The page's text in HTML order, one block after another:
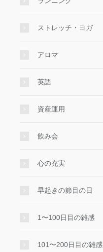
ストレッチ・ヨガ
アロマ
英語
資産運用
飲み会
心の充実
早起きの節目の日
1〜100日目の雑感
101〜200日目の雑感